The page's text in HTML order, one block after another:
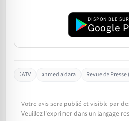
DISPONIBLE SUR
Google
2ATV ahmed aidara Revue de
Votre avis sera publié et visible par
Veuillez l'exprimer dans un langage